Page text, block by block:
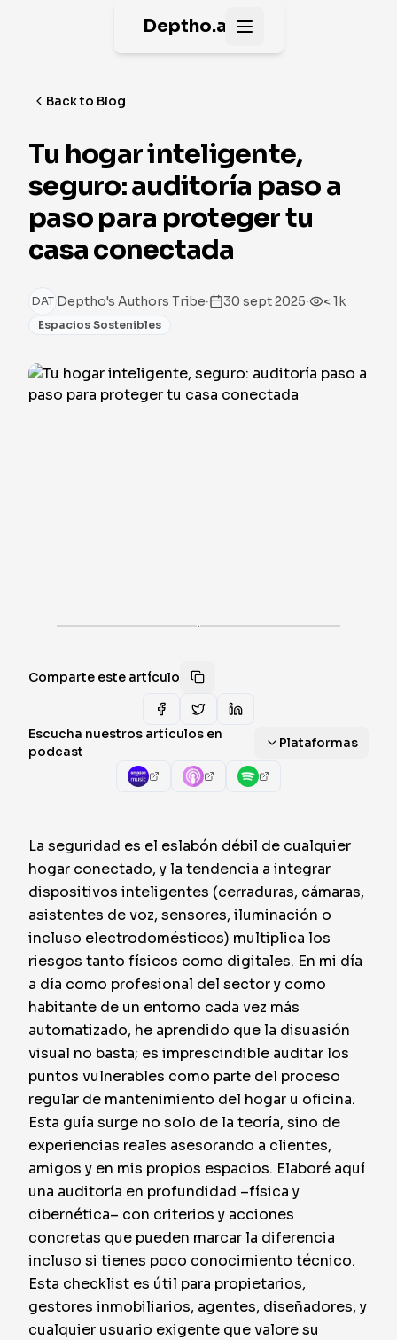
Deptho.ai Open main menu
Back to Blog
Tu hogar inteligente,
seguro: auditoría paso a
paso para proteger tu
casa conectada
DAT Deptho's Authors Tribe· 30 sept 2025· < 1k
Espacios Sostenibles
·
Comparte este artículo
Escucha nuestros artículos en
podcast
Plataformas
La seguridad es el eslabón débil de cualquier
hogar conectado, y la tendencia a integrar
dispositivos inteligentes (cerraduras, cámaras,
asistentes de voz, sensores, iluminación o
incluso electrodomésticos) multiplica los
riesgos tanto físicos como digitales. En mi día
a día como profesional del sector y como
habitante de un entorno cada vez más
automatizado, he aprendido que la disuasión
visual no basta; es imprescindible auditar los
puntos vulnerables como parte del proceso
regular de mantenimiento del hogar u oficina.
Esta guía surge no solo de la teoría, sino de
experiencias reales asesorando a clientes,
amigos y en mis propios espacios. Elaboré aquí
una auditoría en profundidad –física y
cibernética– con criterios y acciones
concretas que pueden marcar la diferencia
incluso si tienes poco conocimiento técnico.
Esta checklist es útil para propietarios,
gestores inmobiliarios, agentes, diseñadores, y
cualquier usuario exigente que valore su